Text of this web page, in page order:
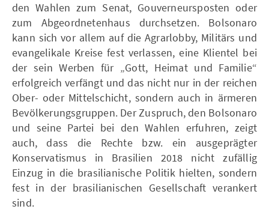
den Wahlen zum Senat, Gouverneursposten oder
zum Abgeordnetenhaus durchsetzen. Bolsonaro
kann sich vor allem auf die Agrarlobby, Militärs und
evangelikale Kreise fest verlassen, eine Klientel bei
der sein Werben für „Gott, Heimat und Familie“
erfolgreich verfängt und das nicht nur in der reichen
Ober- oder Mittelschicht, sondern auch in ärmeren
Bevölkerungsgruppen. Der Zuspruch, den Bolsonaro
und seine Partei bei den Wahlen erfuhren, zeigt
auch, dass die Rechte bzw. ein ausgeprägter
Konservatismus in Brasilien 2018 nicht zufällig
Einzug in die brasilianische Politik hielten, sondern
fest in der brasilianischen Gesellschaft verankert
sind.